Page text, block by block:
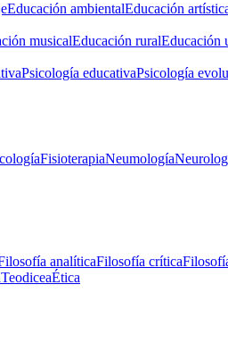
Educación ambientalEducación
musicalEducación ruralEducación
Psicología educativaPsicología
FisioterapiaNeumología
analíticaFilosofía crítica
TeodiceaÉtica